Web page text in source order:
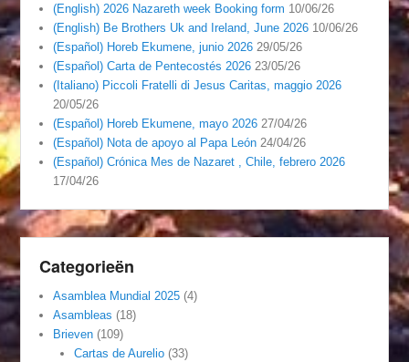
(English) 2026 Nazareth week Booking form 10/06/26
(English) Be Brothers Uk and Ireland, June 2026 10/06/26
(Español) Horeb Ekumene, junio 2026 29/05/26
(Español) Carta de Pentecostés 2026 23/05/26
(Italiano) Piccoli Fratelli di Jesus Caritas, maggio 2026
20/05/26
(Español) Horeb Ekumene, mayo 2026 27/04/26
(Español) Nota de apoyo al Papa León 24/04/26
(Español) Crónica Mes de Nazaret , Chile, febrero 2026
17/04/26
Categorieën
Asamblea Mundial 2025 (4)
Asambleas (18)
Brieven (109)
Cartas de Aurelio(33)